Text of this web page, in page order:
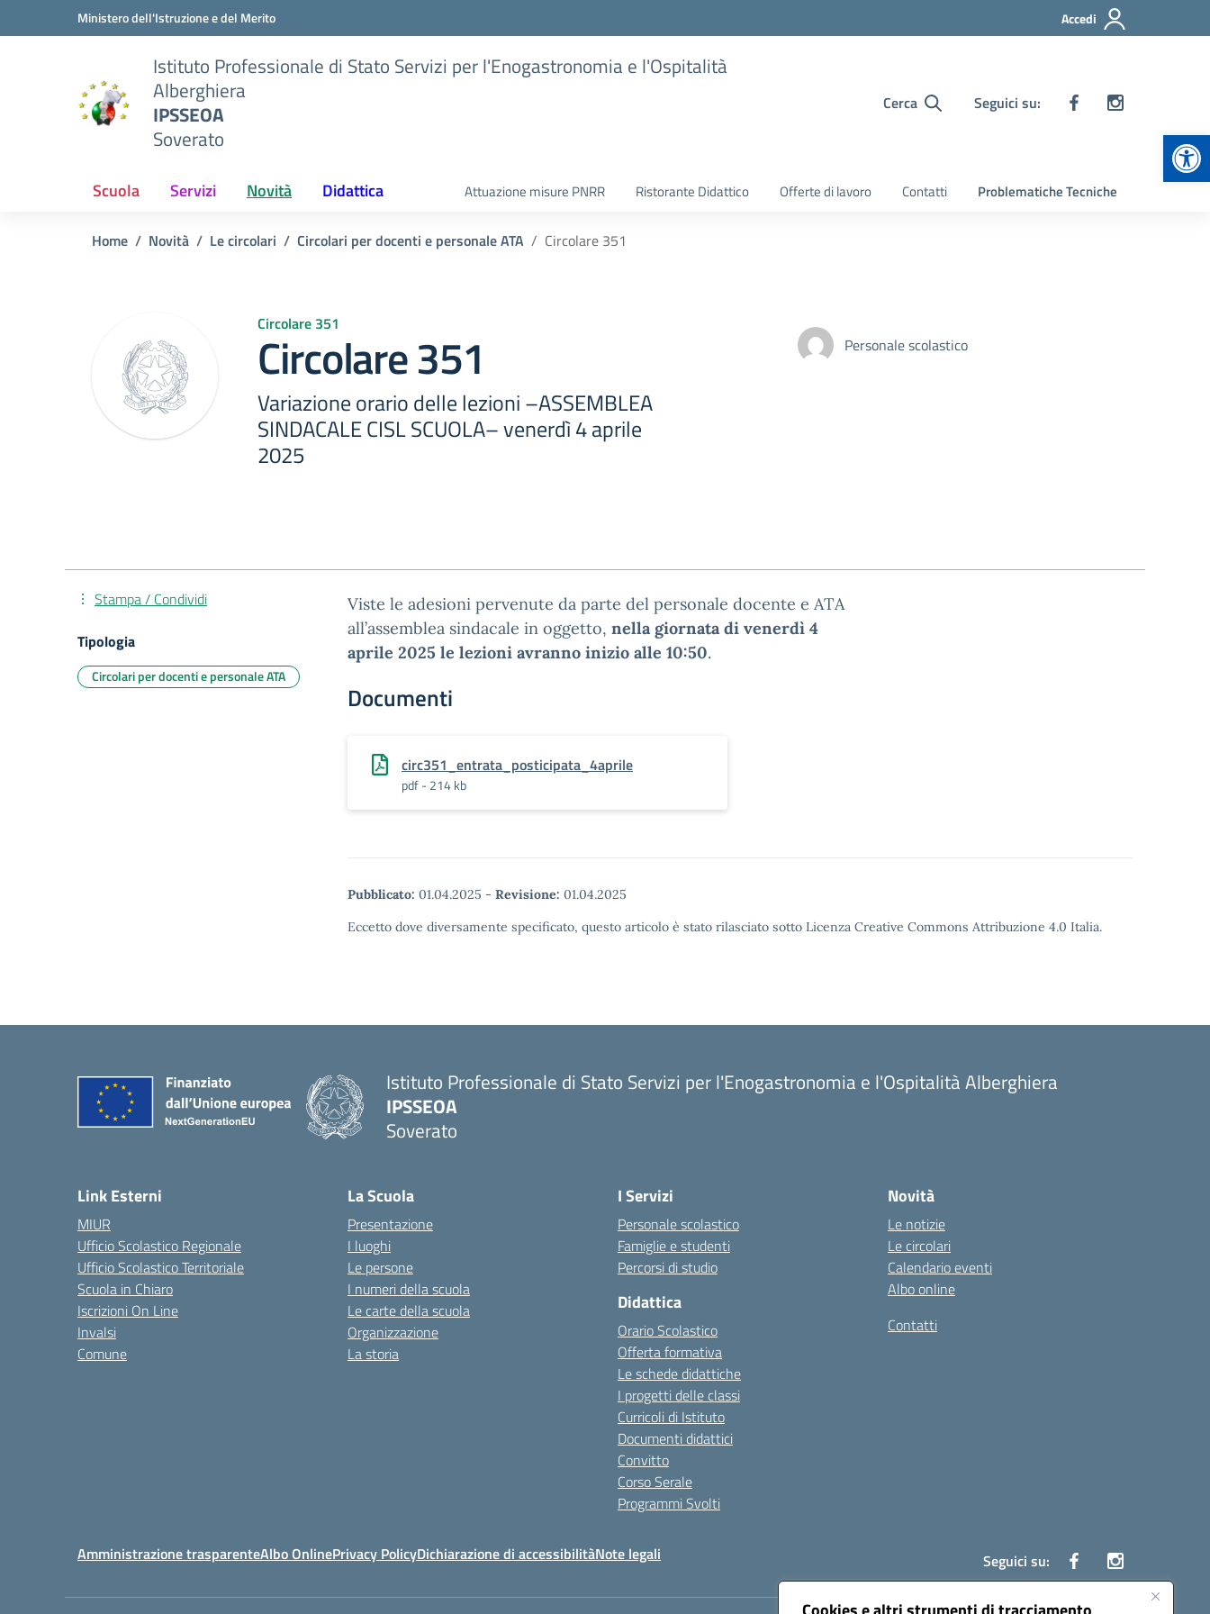
Vai ai contenuti
Vai al menu di navigazioneMinistero dell'Istruzione e del Merito Accedi
Istituto Professionale di Stato Servizi per l'Enogastronomia e l'Ospitalità
Alberghiera
IPSSEOA
Soverato
Cerca Seguici su:
Scuola Servizi Novità Didattica Attuazione misure PNRR Ristorante Didattico Offerte di lavoro Contatti Problematiche Tecniche
Home Novità Le circolari Circolari per docenti e personale ATA Circolare 351
Circolare 351
Circolare 351
Variazione orario delle lezioni –ASSEMBLEA
SINDACALE CISL SCUOLA– venerdì 4 aprile
2025
Personale scolastico
Viste le adesioni pervenute da parte del personale docente e ATA
all’assemblea sindacale in oggetto, nella giornata di venerdì 4
aprile 2025 le lezioni avranno inizio alle 10:50.
Documenti
circ351_entrata_posticipata_4aprile
pdf - 214 kb
Pubblicato: 01.04.2025 - Revisione: 01.04.2025
Eccetto dove diversamente specificato, questo articolo è stato rilasciato sotto Licenza Creative Commons Attribuzione 4.0 Italia.
Stampa / Condividi
Tipologia
Circolari per docenti e personale ATA
Istituto Professionale di Stato Servizi per l'Enogastronomia e l'Ospitalità Alberghiera
IPSSEOA
Soverato
Link Esterni
MIUR
Ufficio Scolastico Regionale
Ufficio Scolastico Territoriale
Scuola in Chiaro
Iscrizioni On Line
Invalsi
Comune
La Scuola
Presentazione
I luoghi
Le persone
I numeri della scuola
Le carte della scuola
Organizzazione
La storia
I Servizi
Personale scolastico
Famiglie e studenti
Percorsi di studio
Didattica
Orario Scolastico
Offerta formativa
Le schede didattiche
I progetti delle classi
Curricoli di Istituto
Documenti didattici
Convitto
Corso Serale
Programmi Svolti
Novità
Le notizie
Le circolari
Calendario eventi
Albo online
Contatti
Amministrazione trasparenteAlbo OnlinePrivacy PolicyDichiarazione di accessibilitàNote legali Seguici su: